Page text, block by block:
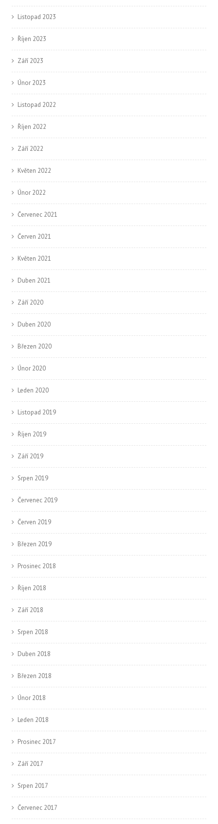
Listopad 2023
Říjen 2023
Září 2023
Únor 2023
Listopad 2022
Říjen 2022
Září 2022
Květen 2022
Únor 2022
Červenec 2021
Červen 2021
Květen 2021
Duben 2021
Září 2020
Duben 2020
Březen 2020
Únor 2020
Leden 2020
Listopad 2019
Říjen 2019
Září 2019
Srpen 2019
Červenec 2019
Červen 2019
Březen 2019
Prosinec 2018
Říjen 2018
Září 2018
Srpen 2018
Duben 2018
Březen 2018
Únor 2018
Leden 2018
Prosinec 2017
Září 2017
Srpen 2017
Červenec 2017